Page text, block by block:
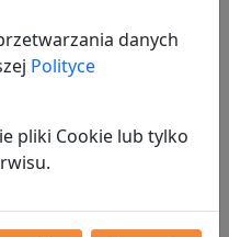
Forddanych
Polityce
pliki Cookie lub tylko